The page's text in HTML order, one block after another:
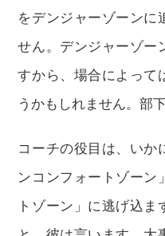
をデンジャーゾーンに
せん。デンジャーゾー
すから、場合によって
うかもしれません。部
コーチの役目は、いか
ンコンフォートゾーン
トゾーン」に逃げ込